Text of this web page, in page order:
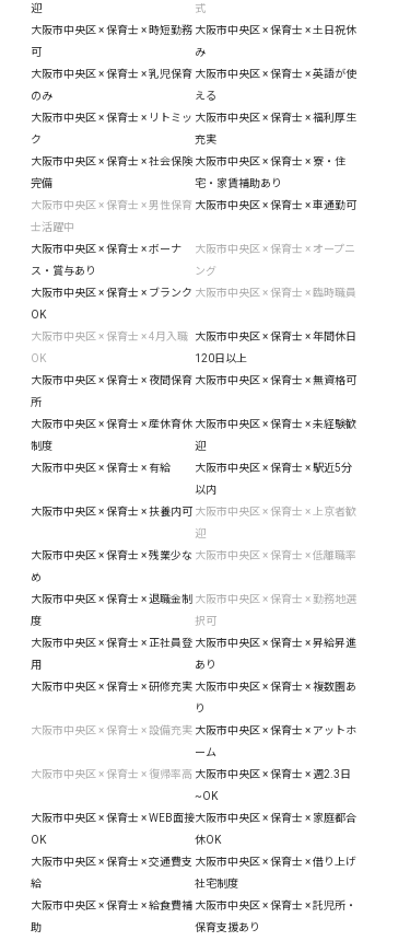
迎
式
大阪市中央区 × 保育士 × 時短勤務
可
大阪市中央区 × 保育士 × 土日祝休
み
大阪市中央区 × 保育士 × 乳児保育
のみ
大阪市中央区 × 保育士 × 英語が使
える
大阪市中央区 × 保育士 × リトミッ
ク
大阪市中央区 × 保育士 × 福利厚生
充実
大阪市中央区 × 保育士 × 社会保険
完備
大阪市中央区 × 保育士 × 寮・住
宅・家賃補助あり
大阪市中央区 × 保育士 × 男性保育
士活躍中
大阪市中央区 × 保育士 × 車通勤可
大阪市中央区 × 保育士 × ボーナ
ス・賞与あり
大阪市中央区 × 保育士 × オープニ
ング
大阪市中央区 × 保育士 × ブランク
OK
大阪市中央区 × 保育士 × 臨時職員
大阪市中央区 × 保育士 × 4月入職
OK
大阪市中央区 × 保育士 × 年間休日
120日以上
大阪市中央区 × 保育士 × 夜間保育
所
大阪市中央区 × 保育士 × 無資格可
大阪市中央区 × 保育士 × 産休育休
制度
大阪市中央区 × 保育士 × 未経験歓
迎
大阪市中央区 × 保育士 × 有給
大阪市中央区 × 保育士 × 駅近5分
以内
大阪市中央区 × 保育士 × 扶養内可 大阪市中央区 × 保育士 × 上京者歓
迎
大阪市中央区 × 保育士 × 残業少な
め
大阪市中央区 × 保育士 × 低離職率
大阪市中央区 × 保育士 × 退職金制
度
大阪市中央区 × 保育士 × 勤務地選
択可
大阪市中央区 × 保育士 × 正社員登
用
大阪市中央区 × 保育士 × 昇給昇進
あり
大阪市中央区 × 保育士 × 研修充実 大阪市中央区 × 保育士 × 複数園あ
り
大阪市中央区 × 保育士 × 設備充実 大阪市中央区 × 保育士 × アットホ
ーム
大阪市中央区 × 保育士 × 復帰率高 大阪市中央区 × 保育士 × 週2.3日
~OK
大阪市中央区 × 保育士 × WEB面接
OK
大阪市中央区 × 保育士 × 家庭都合
休OK
大阪市中央区 × 保育士 × 交通費支
給
大阪市中央区 × 保育士 × 借り上げ
社宅制度
大阪市中央区 × 保育士 × 給食費補
助
大阪市中央区 × 保育士 × 託児所・
保育支援あり